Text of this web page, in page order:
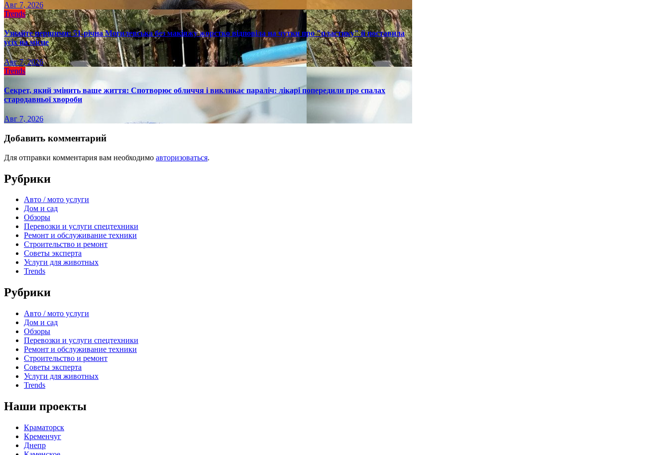
Авг 7, 2026
Trends
Узнайте першими: 51-річна Могилевська без макіяжу жорстко відповіла на чутки про "пластику" й поставила
усіх на місце
Авг 7, 2026
Trends
Секрет, який змінить ваше життя: Спотворює обличчя і викликає параліч: лікарі попередили про спалах
стародавньої хвороби
Авг 7, 2026
Добавить комментарий
Для отправки комментария вам необходимо авторизоваться.
Рубрики
Авто / мото услуги
Дом и сад
Обзоры
Перевозки и услуги спецтехники
Ремонт и обслуживание техники
Строительство и ремонт
Советы эксперта
Услуги для животных
Trends
Рубрики
Авто / мото услуги
Дом и сад
Обзоры
Перевозки и услуги спецтехники
Ремонт и обслуживание техники
Строительство и ремонт
Советы эксперта
Услуги для животных
Trends
Наши проекты
Краматорск
Кременчуг
Днепр